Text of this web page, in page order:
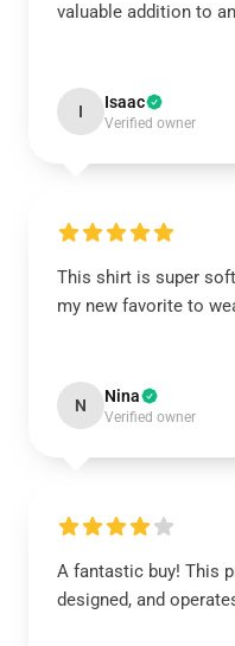
valuable addition to
I Isaac
Verified owner
This shirt is super
my new favorite to
N Nina
Verified owner
A fantastic buy! This
designed, and